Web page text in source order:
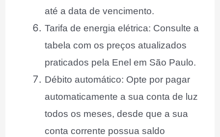
até a data de vencimento.
Tarifa de energia elétrica: Consulte a
tabela com os preços atualizados
praticados pela Enel em São Paulo.
Débito automático: Opte por pagar
automaticamente a sua conta de luz
todos os meses, desde que a sua
conta corrente possua saldo